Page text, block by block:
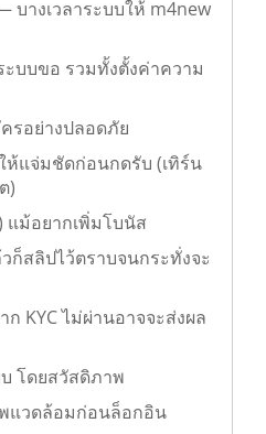
บางเวลาระบบให้ m4new
ะบบขอ รวมทั้งตั้งค่าความ
รอย่างปลอดภัย
แจ่มชัดก่อนกดรับ (เทิร์น
)
แม้อยากเพิ่มโบนัส
ก็สลิปไว้ตราบจนกระทั่งจะ
KYC ไม่ผ่านอาจจะส่งผล
โดยสวัสดิภาพ
แวดล้อมก่อนล็อกอิน